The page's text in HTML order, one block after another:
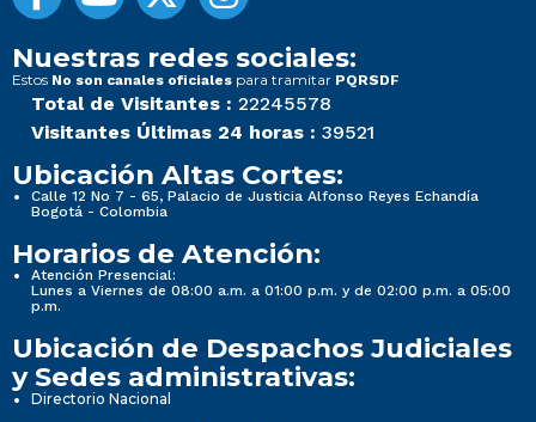
Nuestras redes sociales:
Estos No son canales oficiales para tramitar PQRSDF
Total de Visitantes : 22245578
Visitantes Últimas 24 horas : 39521
Ubicación Altas Cortes:
Calle 12 No 7 - 65, Palacio de Justicia Alfonso Reyes Echandía
Bogotá - Colombia
Horarios de Atención:
Atención Presencial:
Lunes a Viernes de 08:00 a.m. a 01:00 p.m. y de 02:00 p.m. a 05:00
p.m.
Ubicación de Despachos Judiciales
y Sedes administrativas:
Directorio Nacional